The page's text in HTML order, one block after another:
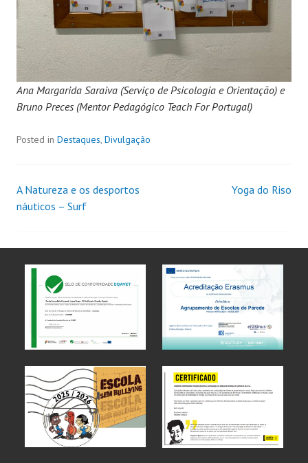
Ana Margarida Saraiva (Serviço de Psicologia e Orientação) e
Bruno Preces (Mentor Pedagógico Teach For Portugal)
Posted in Destaques, Divulgação
A Natureza e os desportos
náuticos – Surf
Yoga do Riso